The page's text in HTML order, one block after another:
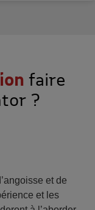
faire
?
et de
et les